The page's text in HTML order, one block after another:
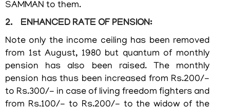
SAMMAN to them.
2. ENHANCED RATE OF PENSION:
Note only the income ceiling has been removed
from 1st August, 1980 but quantum of monthly
pension has also been raised. The monthly
pension has thus been increased from Rs.200/-
to Rs.300/- in case of living freedom fighters and
from Rs.100/- to Rs.200/- to the widow of the